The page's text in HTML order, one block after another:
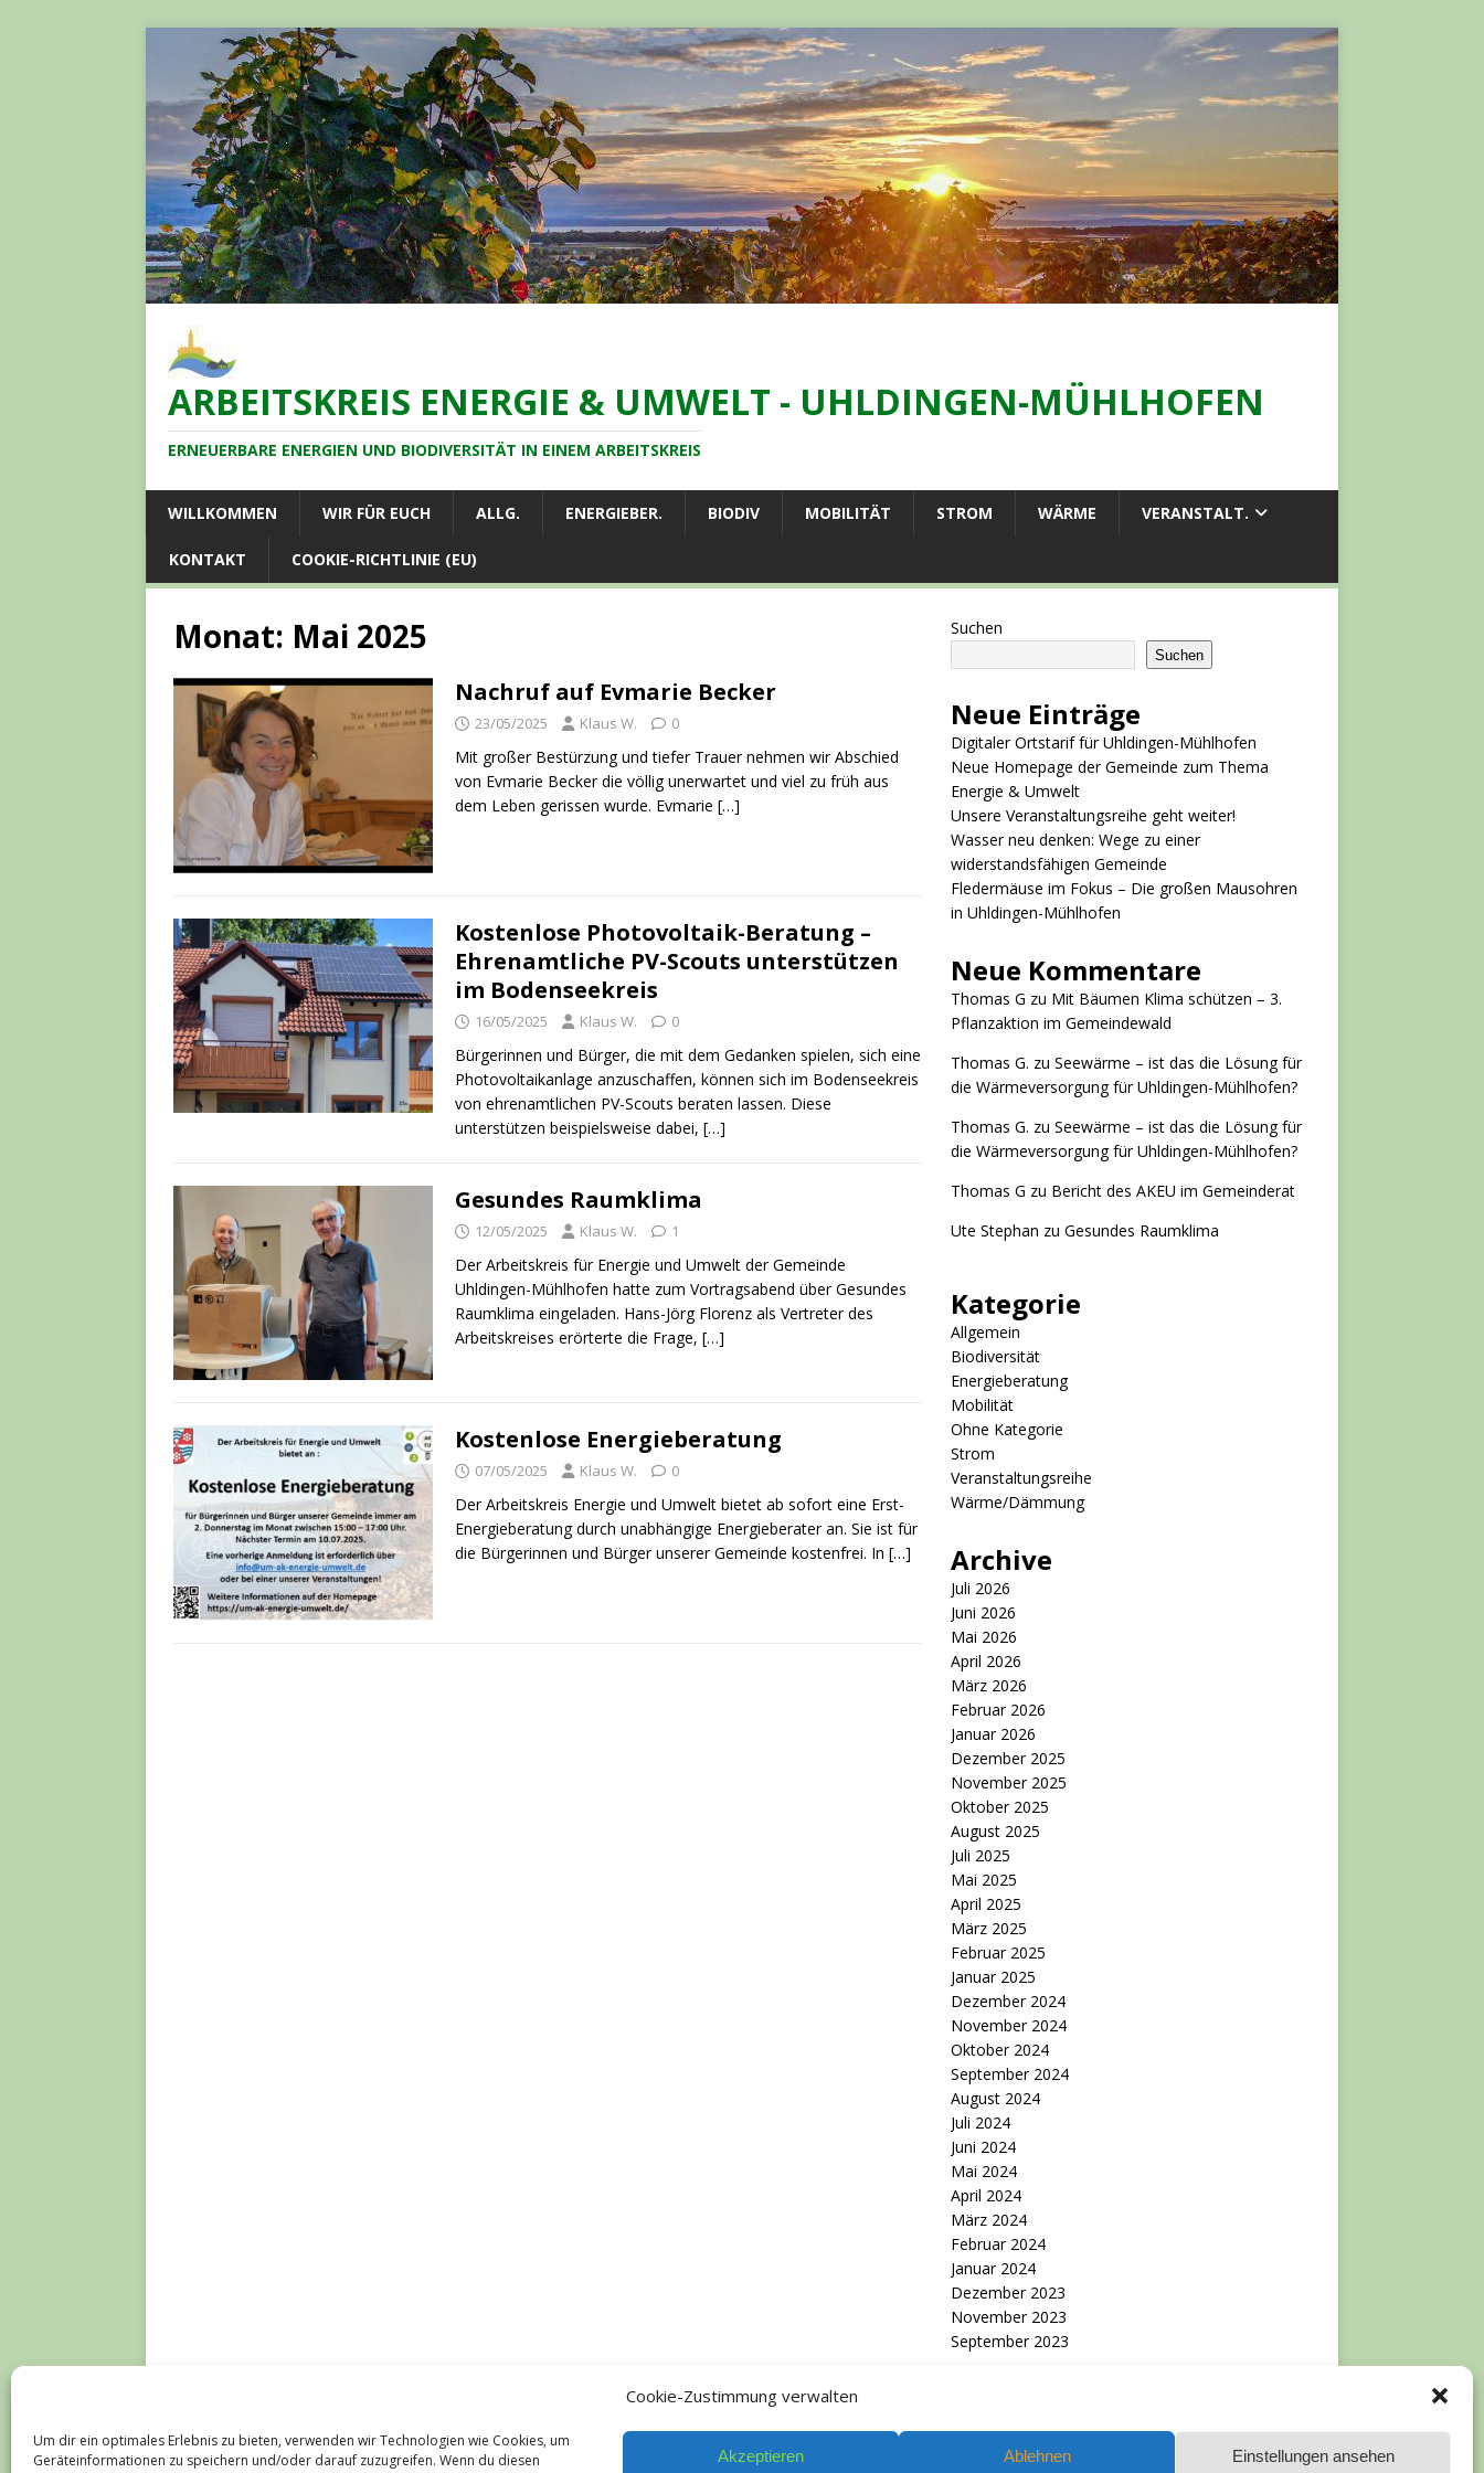
Cookie-Zustimmung verwalten
Um dir ein optimales Erlebnis zu bieten, verwenden wir Technologien wie Cookies, um
Geräteinformationen zu speichern und/oder darauf zuzugreifen. Wenn du diesen
Akzeptieren Ablehnen Einstellungen ansehen
ARBEITSKREIS ENERGIE & UMWELT - UHLDINGEN-MÜHLHOFEN
ERNEUERBARE ENERGIEN UND BIODIVERSITÄT IN EINEM ARBEITSKREIS
WILLKOMMEN WIR FÜR EUCH ALLG. ENERGIEBER. BIODIV MOBILITÄT STROM WÄRME VERANSTALT.
KONTAKT COOKIE-RICHTLINIE (EU)
Monat: Mai 2025
Nachruf auf Evmarie Becker
23/05/2025 Klaus W. 0
Mit großer Bestürzung und tiefer Trauer nehmen wir Abschied
von Evmarie Becker die völlig unerwartet und viel zu früh aus
dem Leben gerissen wurde. Evmarie […]
Kostenlose Photovoltaik-Beratung –
Ehrenamtliche PV-Scouts unterstützen
im Bodenseekreis
16/05/2025 Klaus W. 0
Bürgerinnen und Bürger, die mit dem Gedanken spielen, sich eine
Photovoltaikanlage anzuschaffen, können sich im Bodenseekreis
von ehrenamtlichen PV-Scouts beraten lassen. Diese
unterstützen beispielsweise dabei, […]
Gesundes Raumklima
12/05/2025 Klaus W. 1
Der Arbeitskreis für Energie und Umwelt der Gemeinde
Uhldingen-Mühlhofen hatte zum Vortragsabend über Gesundes
Raumklima eingeladen. Hans-Jörg Florenz als Vertreter des
Arbeitskreises erörterte die Frage, […]
Kostenlose Energieberatung
07/05/2025 Klaus W. 0
Der Arbeitskreis Energie und Umwelt bietet ab sofort eine Erst-
Energieberatung durch unabhängige Energieberater an. Sie ist für
die Bürgerinnen und Bürger unserer Gemeinde kostenfrei. In […]
Suchen
Suchen
Neue Einträge
Digitaler Ortstarif für Uhldingen-Mühlhofen
Neue Homepage der Gemeinde zum Thema
Energie & Umwelt
Unsere Veranstaltungsreihe geht weiter!
Wasser neu denken: Wege zu einer
widerstandsfähigen Gemeinde
Fledermäuse im Fokus – Die großen Mausohren
in Uhldingen-Mühlhofen
Neue Kommentare
Thomas G zu Mit Bäumen Klima schützen – 3.
Pflanzaktion im Gemeindewald
Thomas G. zu Seewärme – ist das die Lösung für
die Wärmeversorgung für Uhldingen-Mühlhofen?
Thomas G. zu Seewärme – ist das die Lösung für
die Wärmeversorgung für Uhldingen-Mühlhofen?
Thomas G zu Bericht des AKEU im Gemeinderat
Ute Stephan zu Gesundes Raumklima
Kategorie
Allgemein
Biodiversität
Energieberatung
Mobilität
Ohne Kategorie
Strom
Veranstaltungsreihe
Wärme/Dämmung
Archive
Juli 2026
Juni 2026
Mai 2026
April 2026
März 2026
Februar 2026
Januar 2026
Dezember 2025
November 2025
Oktober 2025
August 2025
Juli 2025
Mai 2025
April 2025
März 2025
Februar 2025
Januar 2025
Dezember 2024
November 2024
Oktober 2024
September 2024
August 2024
Juli 2024
Juni 2024
Mai 2024
April 2024
März 2024
Februar 2024
Januar 2024
Dezember 2023
November 2023
September 2023
Kontakt Datenschutz / Impressum